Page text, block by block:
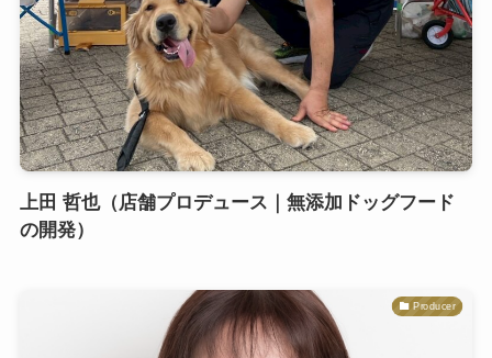
上田 哲也（店舗プロデュース｜無添加ドッグフード
の開発）
Producer